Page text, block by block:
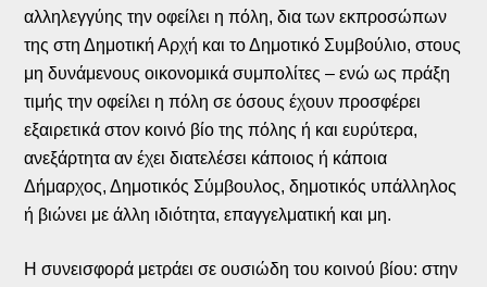
αλληλεγγύης την οφείλει η πόλη, δια των εκπροσώπων
της στη Δημοτική Αρχή και το Δημοτικό Συμβούλιο, στους
μη δυνάμενους οικονομικά συμπολίτες – ενώ ως πράξη
τιμής την οφείλει η πόλη σε όσους έχουν προσφέρει
εξαιρετικά στον κοινό βίο της πόλης ή και ευρύτερα,
ανεξάρτητα αν έχει διατελέσει κάποιος ή κάποια
Δήμαρχος, Δημοτικός Σύμβουλος, δημοτικός υπάλληλος
ή βιώνει με άλλη ιδιότητα, επαγγελματική και μη.
Η συνεισφορά μετράει σε ουσιώδη του κοινού βίου: στην